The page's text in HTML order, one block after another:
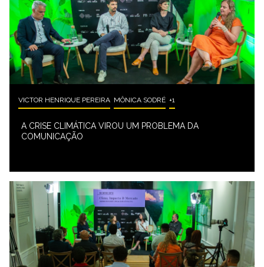
VICTOR HENRIQUE PEREIRA MÔNICA SODRÉ +1
A CRISE CLIMÁTICA VIROU UM PROBLEMA DA
COMUNICAÇÃO